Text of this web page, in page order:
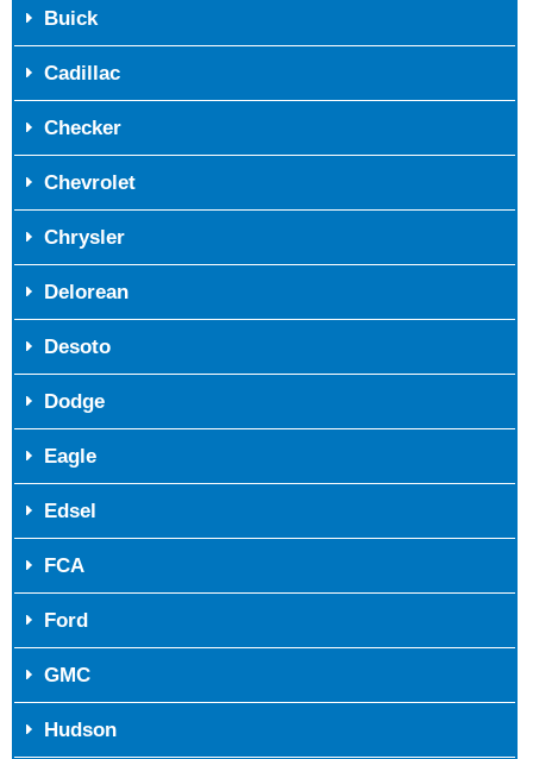
Buick
Cadillac
Checker
Chevrolet
Chrysler
Delorean
Desoto
Dodge
Eagle
Edsel
FCA
Ford
GMC
Hudson